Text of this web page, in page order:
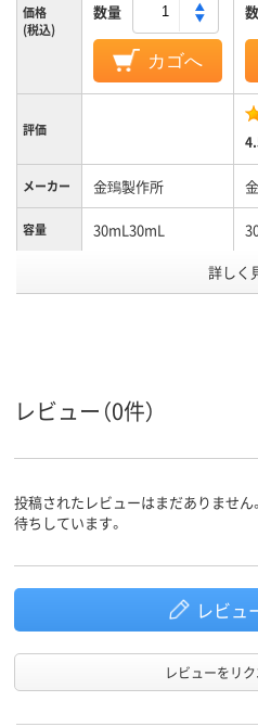
価格
(税込)
数量
カゴへ
評価
メーカー 金鵄製作所
容量 30mL30mL
カラーグ
ホワイト系
アスクル
詳しく
レビュー（0件）
投稿されたレビューはまだありませ
待ちしています。
レビュ
レビューをリ